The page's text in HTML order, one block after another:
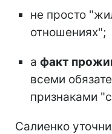
не просто
отношениях";
а факт
всеми
признаками
Салиенко